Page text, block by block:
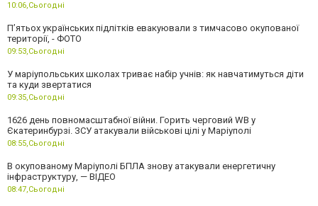
10:06,Сьогодні
П’ятьох українських підлітків евакуювали з тимчасово окупованої
території, - ФОТО
09:53,Сьогодні
У маріупольських школах триває набір учнів: як навчатимуться діти
та куди звертатися
09:35,Сьогодні
1626 день повномасштабної війни. Горить черговий WB у
Єкатеринбурзі. ЗСУ атакували військові цілі у Маріуполі
08:55,Сьогодні
В окупованому Маріуполі БПЛА знову атакували енергетичну
інфраструктуру, — ВІДЕО
08:47,Сьогодні